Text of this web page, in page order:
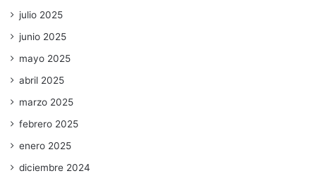
julio 2025
junio 2025
mayo 2025
abril 2025
marzo 2025
febrero 2025
enero 2025
diciembre 2024